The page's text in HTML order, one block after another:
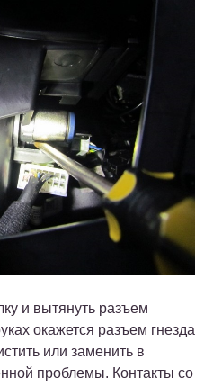
и вытянуть разъем
окажется разъем гнезда
или заменить в
проблемы. Контакты со